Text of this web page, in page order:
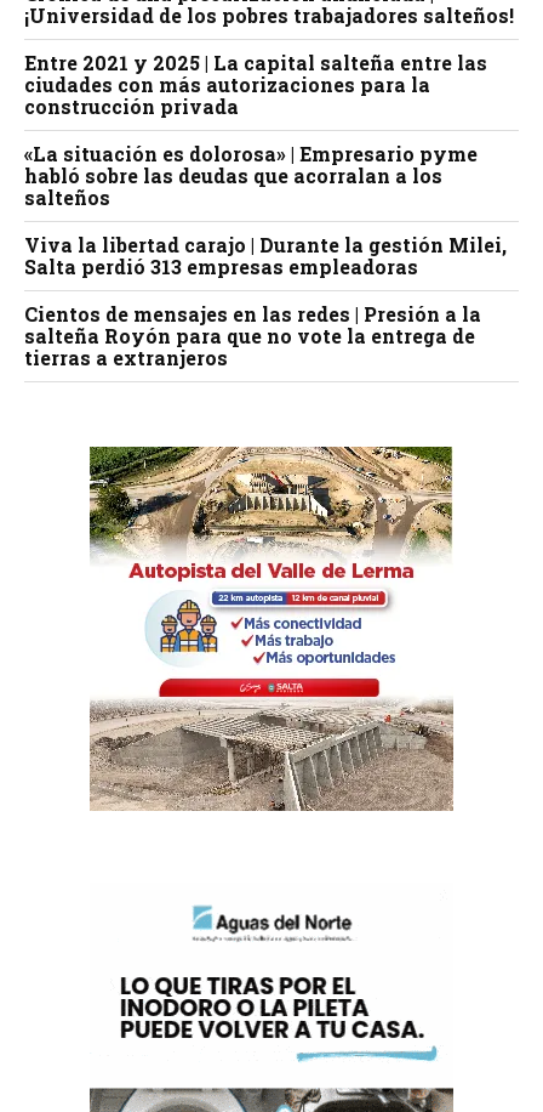
¡Universidad de los pobres trabajadores salteños!
Entre 2021 y 2025 | La capital salteña entre las
ciudades con más autorizaciones para la
construcción privada
«La situación es dolorosa» | Empresario pyme
habló sobre las deudas que acorralan a los
salteños
Viva la libertad carajo | Durante la gestión Milei,
Salta perdió 313 empresas empleadoras
Cientos de mensajes en las redes | Presión a la
salteña Royón para que no vote la entrega de
tierras a extranjeros